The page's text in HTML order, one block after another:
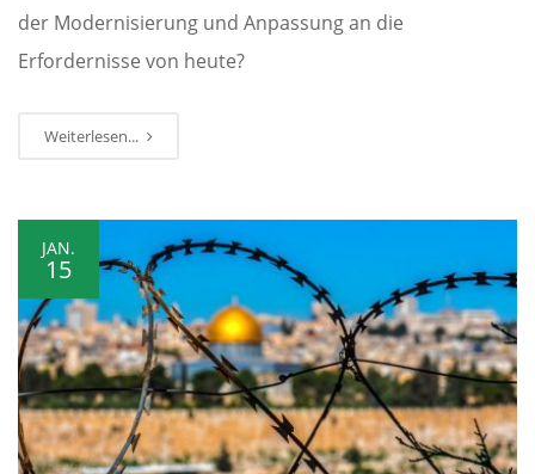
der Modernisierung und Anpassung an die
Erfordernisse von heute?
Weiterlesen...
JAN.
15